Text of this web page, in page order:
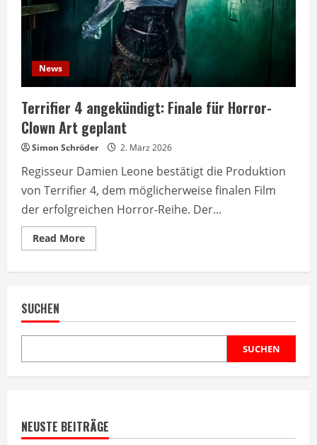
News
Terrifier 4 angekündigt: Finale für Horror-
Clown Art geplant
Simon Schröder 2. März 2026
Regisseur Damien Leone bestätigt die Produktion
von Terrifier 4, dem möglicherweise finalen Film
der erfolgreichen Horror-Reihe. Der...
Read MoreRead
more
Clown
Art
SUCHEN
SUCHEN
NEUSTE BEITRÄGE